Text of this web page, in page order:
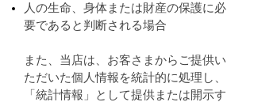
人の生命、身体または財産の保護に必
要であると判断される場合
また、当店は、お客さまからご提供い
ただいた個人情報を統計的に処理し、
「統計情報」として提供または開示す